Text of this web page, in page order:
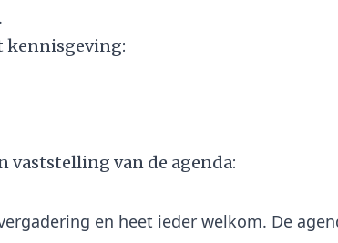
kennisgeving:
vaststelling van de agenda:
en heet ieder welkom. De